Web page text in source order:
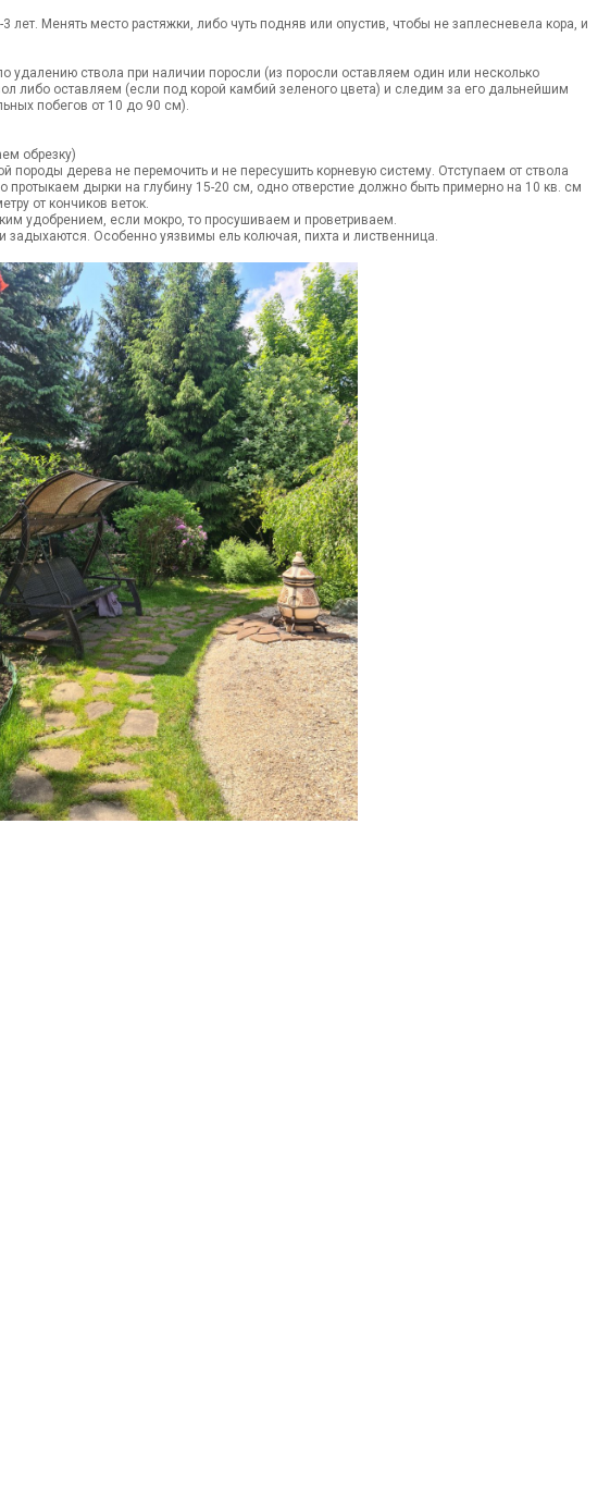
Менять место растяжки, либо чуть подняв или опустив, чтобы не заплесневела кора, и
удалению ствола при наличии поросли (из поросли оставляем один или несколько
либо оставляем (если под корой камбий зеленого цвета) и следим за его дальнейшим
побегов от 10 до 90 см).
обрезку)
дерева не перемочить и не пересушить корневую систему. Отступаем от ствола
дырки на глубину 15-20 см, одно отверстие должно быть примерно на 10 кв. см
от кончиков веток.
удобрением, если мокро, то просушиваем и проветриваем.
Особенно уязвимы ель колючая, пихта и лиственница.